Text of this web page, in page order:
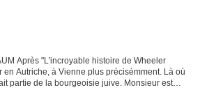
Après "L'incroyable histoire de Wheeler
en Autriche, à Vienne plus précisémment. Là où
partie de la bourgeoisie juive. Monsieur est